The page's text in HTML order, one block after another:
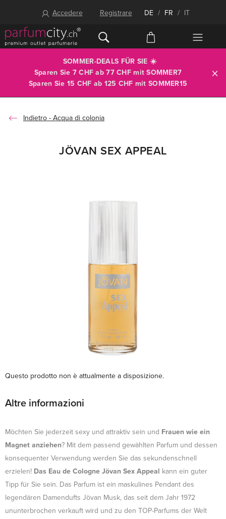
Accedere Registrare DE / FR / IT
SOMMER-DEALS FÜR SIE ☀️
Sparen Sie 7 CHF ab 77 CHF mitSOMMER7
Sparen Sie 15 CHF ab 125 CHF mit SOMMER15
Acqua di colonia
JÖVAN SEX APPEAL
Questo prodotto non è attualmente a disposizione.
Altre informazioni
Möchten Sie jederzeit sexy und attraktiv sein und Frauen wie ein
Magnet anziehen? Mit dem passend gewählten Parfum und dessen
konsequenter Verwendung werden Sie das sekundenschnell
erzielen! Das Eau de Cologne Jövan Sex Appeal kann ein guter
Tipp für Sie sein. Das Parfum ist ein maskulines Pendant des
legendären Damendufts Jövan Musk, das seit dem Jahr 1972
ununterbrochen verkauft wird und zu den TOP-Parfums der Welt